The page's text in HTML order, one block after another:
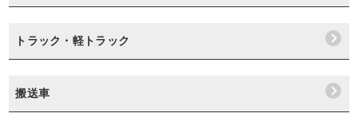
トラック・軽トラック
搬送車